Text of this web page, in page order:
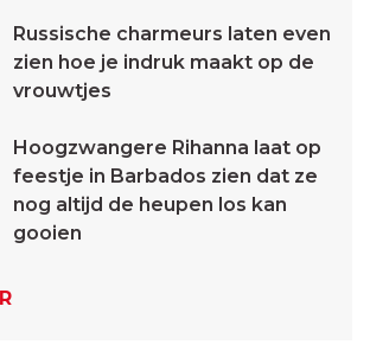
Russische charmeurs laten even
zien hoe je indruk maakt op de
vrouwtjes
Hoogzwangere Rihanna laat op
feestje in Barbados zien dat ze
nog altijd de heupen los kan
gooien